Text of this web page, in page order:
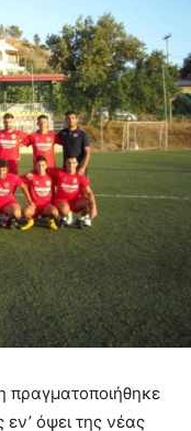
πραγματοποιήθηκε
όψει της νέας